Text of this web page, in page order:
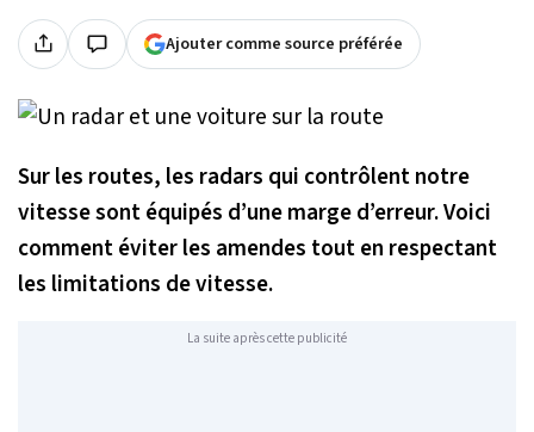
Ajouter comme source préférée
Sur les routes, les radars qui contrôlent notre
vitesse sont équipés d’une marge d’erreur. Voici
comment éviter les amendes tout en respectant
les limitations de vitesse.
La suite après cette publicité